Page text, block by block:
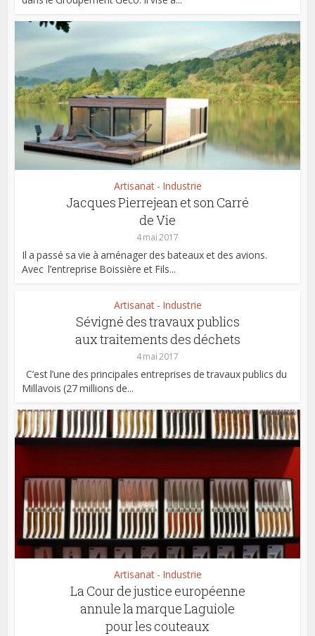
Artisanat - Industrie
Jacques Pierrejean et son Carré
de Vie
4 mai 2017
Il a passé sa vie à aménager des bateaux et des avions.
Avec l’entreprise Boissière et Fils...
Artisanat - Industrie
Sévigné des travaux publics
aux traitements des déchets
4 mai 2017
C’est l’une des principales entreprises de travaux publics du
Millavois (27 millions de...
Artisanat - Industrie
La Cour de justice européenne
annule la marque Laguiole
pour les couteaux